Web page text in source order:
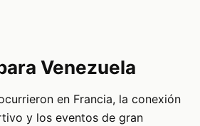
Venezuela
en Francia, la conexión
y los eventos de gran